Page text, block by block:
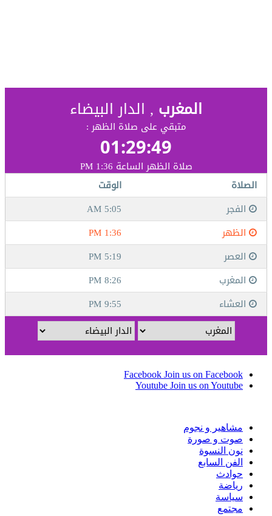
Facebook Join us on Facebook
Youtube Join us on Youtube
مشاهير و نجوم
صوت و صورة
نون النسوة
الفن السابع
حوادث
رياضة
سياسة
مجتمع